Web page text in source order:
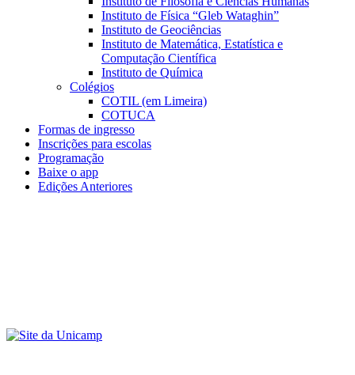
Instituto de Física “Gleb Wataghin”
Instituto de Geociências
Instituto de Matemática, Estatística e
Computação Científica
Instituto de Química
Colégios
COTIL (em Limeira)
COTUCA
Formas de ingresso
Inscrições para escolas
Programação
Baixe o app
Edições Anteriores